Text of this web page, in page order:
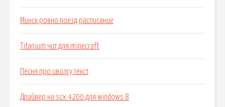
Минск ровно поезд расписание
Titanium чит для minecraft
Песня про иволгу текст
Драйвер на scx 4200 для windows 8